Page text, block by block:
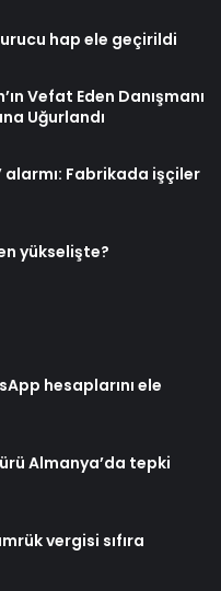
hap ele geçirildi
Vefat Eden Danışmanı
Uğurlandı
alarmı: Fabrikada işçiler
yükselişte?
hesaplarını ele
Almanya’da tepki
vergisi sıfıra